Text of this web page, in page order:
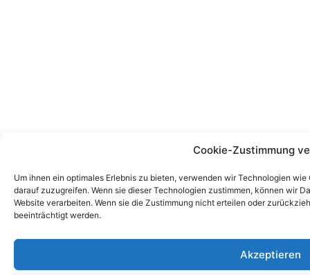
Cookie-Zustimmung
Um ihnen ein optimales Erlebnis zu bieten, verwenden wir Technologien
darauf zuzugreifen. Wenn sie dieser Technologien zustimmen, können wir
Website verarbeiten. Wenn sie die Zustimmung nicht erteilen oder
beeinträchtigt werden.
Akzeptieren